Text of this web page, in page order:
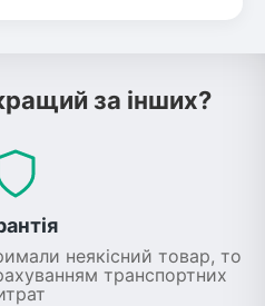
за інших?
неякісний товар, то
транспортних